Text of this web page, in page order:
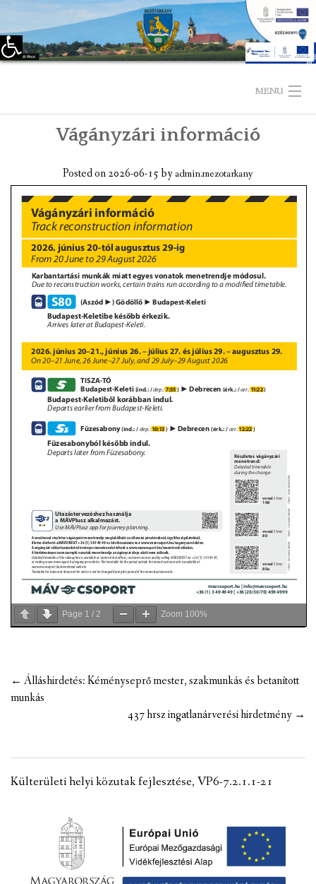
Eszköztár megnyitása
MENU
KEZDŐLAP
TELEPÜLÉSÜNKRŐL
LÁTNIVALÓK
KAPCSOLAT
ÖNKORMÁNYZAT
KÉPVISELŐ-TESTÜLET
NEMZETISÉGI ÖNKORMÁNYZAT
TÁRSULÁS
PÁLYÁZATOK
Vágányzári információ
Posted on2026-06-15byadmin.mezotarkany
Page 1 / 2 Zoom 100%
Post
navigation
← Álláshirdetés: Kéményseprő mester, szakmunkás és betanított
munkás
437 hrsz ingatlanárverési hirdetmény →
Külterületi helyi közutak fejlesztése, VP6-7.2.1.1-21